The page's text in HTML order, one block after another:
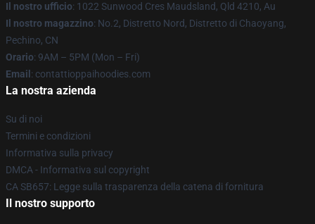
Il nostro ufficio: 1022 Sunwood Cres Maudsland, Qld 4210, Au
Il nostro magazzino: No.2, Distretto Nord, Distretto di Chaoyang,
Pechino, CN
Orario: 9AM – 5PM (Mon – Fri)
Email : contattioppaihoodies.com
La nostra azienda
Su di noi
Termini e condizioni
Informativa sulla privacy
DMCA - Informativa sul copyright
CA SB657: Legge sulla trasparenza della catena di fornitura
Il nostro supporto